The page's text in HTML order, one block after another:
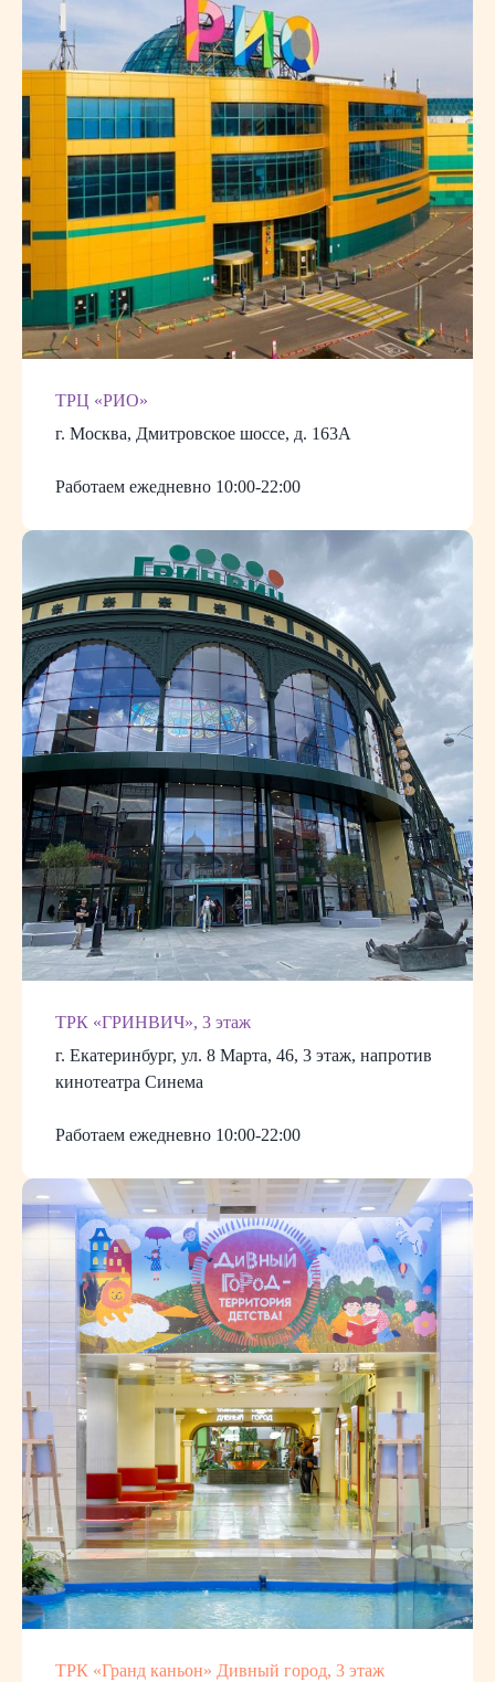
ТРЦ «РИО»
г. Москва, Дмитровское шоссе, д. 163А
Работаем ежедневно 10:00-22:00
ТРК «ГРИНВИЧ», 3 этаж
г. Екатеринбург, ул. 8 Марта, 46, 3 этаж, напротив
кинотеатра Синема
Работаем ежедневно 10:00-22:00
ТРК «Гранд каньон» Дивный город, 3 этаж